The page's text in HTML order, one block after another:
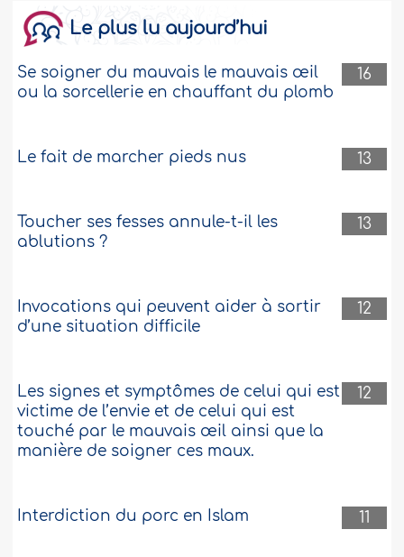
Le plus lu aujourd’hui
16
Se soigner du mauvais le mauvais œil
ou la sorcellerie en chauffant du plomb
13
Le fait de marcher pieds nus
13
Toucher ses fesses annule-t-il les
ablutions ?
12
Invocations qui peuvent aider à sortir
d’une situation difficile
12
Les signes et symptômes de celui qui est
victime de l’envie et de celui qui est
touché par le mauvais œil ainsi que la
manière de soigner ces maux.
11
Interdiction du porc en Islam